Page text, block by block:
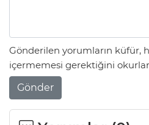
Gönderilen yorumların küfür,
içermemesi gerektiğini
Gönder